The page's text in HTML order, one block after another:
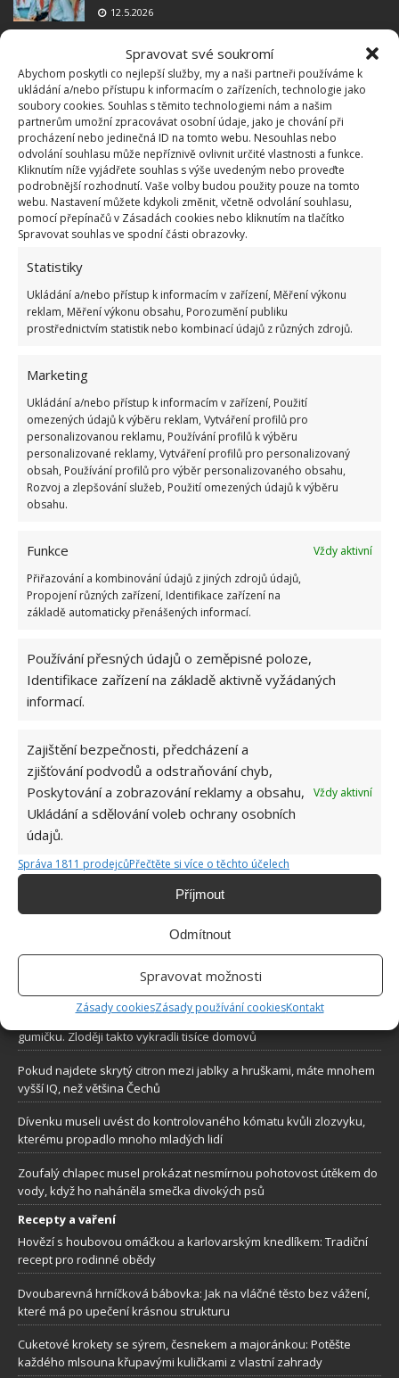
Spravovat své soukromí
Abychom poskytli co nejlepší služby, my a naši partneři používáme k
ukládání a/nebo přístupu k informacím o zařízeních, technologie jako
soubory cookies. Souhlas s těmito technologiemi nám a našim
partnerům umožní zpracovávat osobní údaje, jako je chování při
procházení nebo jedinečná ID na tomto webu. Nesouhlas nebo
odvolání souhlasu může nepříznivě ovlivnit určité vlastnosti a funkce.
Kliknutím níže vyjádřete souhlas s výše uvedeným nebo proveďte
podrobnější rozhodnutí. Vaše volby budou použity pouze na tomto
webu. Nastavení můžete kdykoli změnit, včetně odvolání souhlasu,
pomocí přepínačů v Zásadách cookies nebo kliknutím na tlačítko
Spravovat souhlas ve spodní části obrazovky.
Statistiky
Ukládání a/nebo přístup k informacím v zařízení, Měření výkonu
reklam, Měření výkonu obsahu, Porozumění publiku
prostřednictvím statistik nebo kombinací údajů z různých zdrojů.
Marketing
Ukládání a/nebo přístup k informacím v zařízení, Použití
omezených údajů k výběru reklam, Vytváření profilů pro
personalizovanou reklamu, Používání profilů k výběru
personalizované reklamy, Vytváření profilů pro personalizovaný
obsah, Používání profilů pro výběr personalizovaného obsahu,
Rozvoj a zlepšování služeb, Použití omezených údajů k výběru
obsahu.
Funkce
Vždy aktivní
Přiřazování a kombinování údajů z jiných zdrojů údajů,
Propojení různých zařízení, Identifikace zařízení na
základě automaticky přenášených informací.
Používání přesných údajů o zeměpisné poloze,
Identifikace zařízení na základě aktivně vyžádaných
informací.
Zajištění bezpečnosti, předcházení a
zjišťování podvodů a odstraňování chyb,
Poskytování a zobrazování reklamy a obsahu,
Ukládání a sdělování voleb ochrany osobních
údajů.
Vždy aktivní
Správa 1811 prodejcůPřečtěte si více o těchto účelech
Příjmout
Odmítnout
Spravovat možnosti
Zásady cookiesZásady používání cookiesKontakt
12.5.2026
Test znalostí o každodenní realitě za
komunismu: 10 retro otázek ukáže, kdo má
dobrý přehled
23.6.2026
Retro kvíz o oblíbených autech v dobách
socialismu: Tehdejší řidiči musí získat 10 z 10
bodů
6.5.2026
je odpudí i jablečný ocet a přípravek na mytí
nádobí
9.8.2026
Díky chytrému zavlažovacímu systému bude o
Za tablety do myčky už v obchodě ani korunu.
Vyrobit si je doma zvládne každý a téměř
O WEBU
Sháníte zajímavé tipy jak vylepšit Váš domov? Originální nápady,
aktuální trendy, praktické rady i inspirativní fotografie najdete na
stránkách internetového magazínuBydlimeutulne.cz
Dlouhodobě ji podváděl, vymyslela mu pomstu. Každý večer si na
plochu telefonu přidala fotku jedné z milenek
Neznámý muž bušil na dveře. Když odešel, žena našla na klice
gumičku. Zloději takto vykradli tisíce domovů
Pokud najdete skrytý citron mezi jablky a hruškami, máte mnohem
vyšší IQ, než většina Čechů
Dívenku museli uvést do kontrolovaného kómatu kvůli zlozvyku,
kterému propadlo mnoho mladých lidí
Zoufalý chlapec musel prokázat nesmírnou pohotovost útěkem do
vody, když ho naháněla smečka divokých psů
Recepty a vaření
Hovězí s houbovou omáčkou a karlovarským knedlíkem: Tradiční
recept pro rodinné obědy
Dvoubarevná hrníčková bábovka: Jak na vláčné těsto bez vážení,
které má po upečení krásnou strukturu
Cuketové krokety se sýrem, česnekem a majoránkou: Potěšte
každého mlsouna křupavými kuličkami z vlastní zahrady